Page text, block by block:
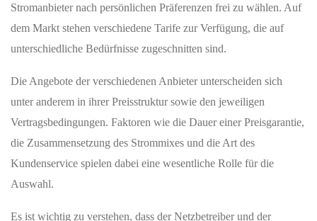
Stromanbieter nach persönlichen Präferenzen frei zu wählen. Auf
dem Markt stehen verschiedene Tarife zur Verfügung, die auf
unterschiedliche Bedürfnisse zugeschnitten sind.
Die Angebote der verschiedenen Anbieter unterscheiden sich
unter anderem in ihrer Preisstruktur sowie den jeweiligen
Vertragsbedingungen. Faktoren wie die Dauer einer Preisgarantie,
die Zusammensetzung des Strommixes und die Art des
Kundenservice spielen dabei eine wesentliche Rolle für die
Auswahl.
Es ist wichtig zu verstehen, dass der Netzbetreiber und der